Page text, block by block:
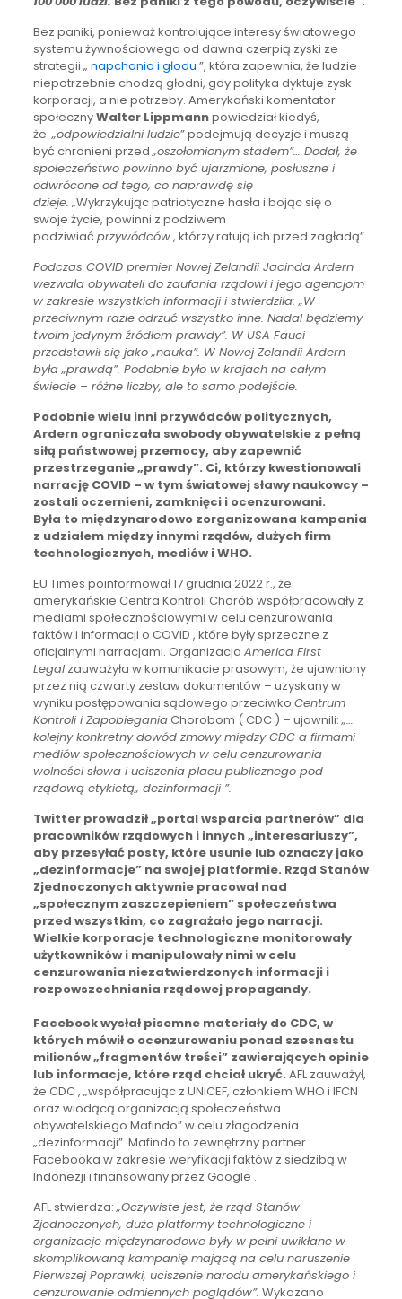
Bez paniki, ponieważ kontrolujące interesy światowego
systemu żywnościowego od dawna czerpią zyski ze
strategii „ napchania i głodu ”, która zapewnia, że ludzie
niepotrzebnie chodzą głodni, gdy polityka dyktuje zysk
korporacji, a nie potrzeby. Amerykański komentator
społecznyWalter Lippmannpowiedział kiedyś,
że:„odpowiedzialni ludzie” podejmują decyzje i muszą
być chronieni przed„oszołomionym stadem”… Dodał, że
społeczeństwo powinno być ujarzmione, posłuszne i
odwrócone od tego, co naprawdę się
dzieje. „Wykrzykując patriotyczne hasła i bojąc się o
swoje życie, powinni z podziwem
podziwiać przywódców, którzy ratują ich przed zagładą”.
Podczas COVID premier Nowej Zelandii Jacinda Ardern
wezwała obywateli do zaufania rządowi i jego agencjom
w zakresie wszystkich informacji i stwierdziła: „W
przeciwnym razie odrzuć wszystko inne. Nadal będziemy
twoim jedynym źródłem prawdy”. W USA Fauci
przedstawił się jako „nauka”. W Nowej Zelandii Ardern
była „prawdą”. Podobnie było w krajach na całym
świecie – różne liczby, ale to samo podejście.
Podobnie wielu inni przywódców politycznych,
Ardern ograniczała swobody obywatelskie z pełną
siłą państwowej przemocy, aby zapewnić
przestrzeganie „prawdy”. Ci, którzy kwestionowali
narrację COVID – w tym światowej sławy naukowcy –
zostali oczernieni, zamknięci i ocenzurowani.
Była to międzynarodowo zorganizowana kampania
z udziałem między innymi rządów, dużych firm
technologicznych, mediów i WHO.
EU Times poinformował 17 grudnia 2022 r., że
amerykańskie Centra Kontroli Chorób współpracowały z
mediami społecznościowymi w celu cenzurowania
faktów i informacji o COVID , które były sprzeczne z
oficjalnymi narracjami. Organizacja America First
Legalzauważyła w komunikacie prasowym, że ujawniony
przez nią czwarty zestaw dokumentów – uzyskany w
wyniku postępowania sądowego przeciwko Centrum
Kontroli i ZapobieganiaChorobom ( CDC ) – ujawnili:„…
kolejny konkretny dowód zmowy między CDC a firmami
mediów społecznościowych w celu cenzurowania
wolności słowa i uciszenia placu publicznego pod
rządową etykietą„ dezinformacji ”.
Twitter prowadził „portal wsparcia partnerów” dla
pracowników rządowych i innych „interesariuszy”,
aby przesyłać posty, które usunie lub oznaczy jako
„dezinformacje” na swojej platformie. Rząd Stanów
Zjednoczonych aktywnie pracował nad
„społecznym zaszczepieniem” społeczeństwa
przed wszystkim, co zagrażało jego narracji.
Wielkie korporacje technologiczne monitorowały
użytkowników i manipulowały nimi w celu
cenzurowania niezatwierdzonych informacji i
rozpowszechniania rządowej propagandy.
Facebook wysłał pisemne materiały do CDC, w
których mówił o ocenzurowaniu ponad szesnastu
milionów „fragmentów treści” zawierających opinie
lub informacje, które rząd chciał ukryć. AFL zauważył,
że CDC , „współpracując z UNICEF, członkiem WHO i IFCN
oraz wiodącą organizacją społeczeństwa
obywatelskiego Mafindo” w celu złagodzenia
„dezinformacji”. Mafindo to zewnętrzny partner
Facebooka w zakresie weryfikacji faktów z siedzibą w
Indonezji i finansowany przez Google .
AFL stwierdza:„Oczywiste jest, że rząd Stanów
Zjednoczonych, duże platformy technologiczne i
organizacje międzynarodowe były w pełni uwikłane w
skomplikowaną kampanię mającą na celu naruszenie
Pierwszej Poprawki, uciszenie narodu amerykańskiego i
cenzurowanie odmiennych poglądów”. Wykazano